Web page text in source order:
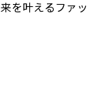
を叶えるファッ